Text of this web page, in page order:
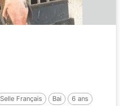
Selle Français Bai
6 ans